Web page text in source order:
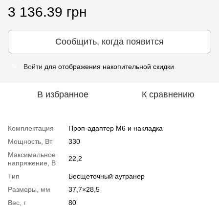
3 136.39 грн
Сообщить, когда появится
Войти для отображения накопительной скидки
В избранное К сравнению
Комплектация
Проп-адаптер М6 и накладка
Мощность, Вт
330
Максимальное
напряжение, В
22,2
Тип
Бесщеточный аутранер
Размеры, мм
37,7×28,5
Вес, г
80